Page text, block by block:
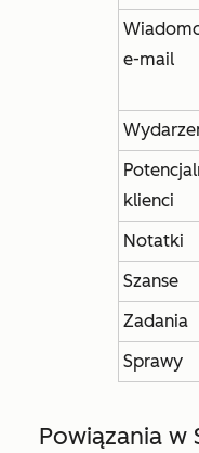
e-mail
klienci
Notatki
Szanse
Zadania
Sprawy
Powiązania w